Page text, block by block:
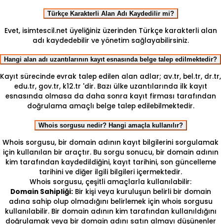
Türkçe Karakterli Alan Adı Kaydedilir mi?
Evet, isimtescil.net üyeliğiniz üzerinden Türkçe karakterli alan
adı kaydedebilir ve yönetim sağlayabilirsiniz.
Hangi alan adı uzantılarının kayıt esnasında belge talep edilmektedir?
Kayıt sürecinde evrak talep edilen alan adlar; av.tr, bel.tr, dr.tr,
edu.tr, gov.tr, k12.tr 'dir. Bazı ülke uzantılarında ilk kayıt
esnasında olmasa da daha sonra kayıt firması tarafından
doğrulama amaçlı belge talep edilebilmektedir.
Whois sorgusu nedir? Hangi amaçla kullanılır?
Whois sorgusu, bir domain adının kayıt bilgilerini sorgulamak
için kullanılan bir araçtır. Bu sorgu sonucu, bir domain adının
kim tarafından kaydedildiğini, kayıt tarihini, son güncelleme
tarihini ve diğer ilgili bilgileri içermektedir.
Whois sorgusu, çeşitli amaçlarla kullanılabilir:
Domain Sahipliği:Bir kişi veya kuruluşun belirli bir domain
adına sahip olup olmadığını belirlemek için whois sorgusu
kullanılabilir. Bir domain adının kim tarafından kullanıldığını
doğrulamak veya bir domain adını satın almayı düşünenler